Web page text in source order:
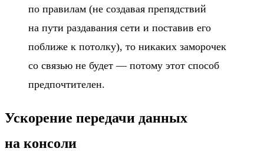
по правилам (не создавая препядствий
на пути раздавания сети и поставив его
поближе к потолку), то никаких заморочек
со связью не будет — потому этот способ
предпочтителен.
Ускорение передачи данных
на консоли